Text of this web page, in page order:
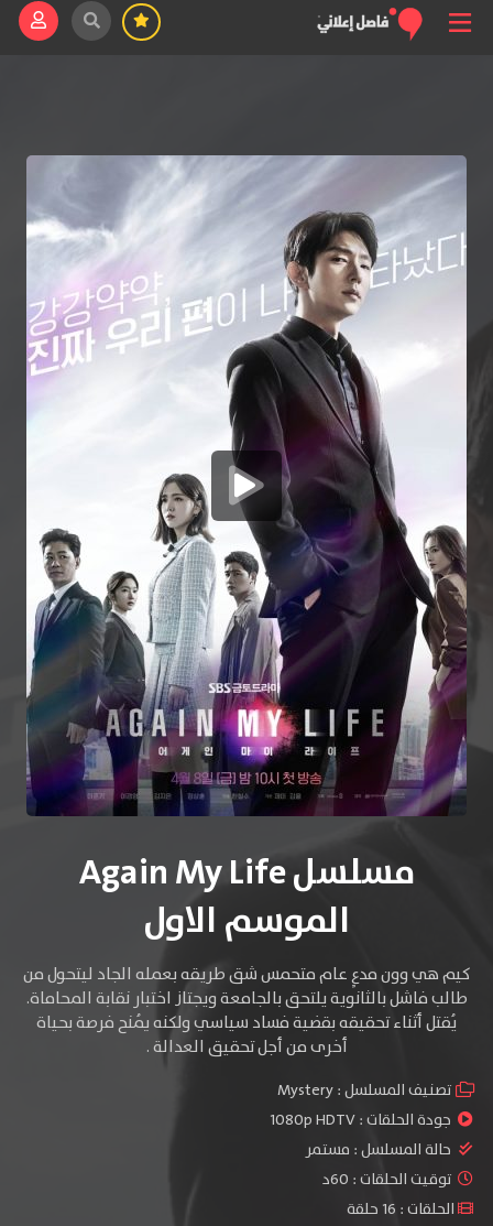
مسلسل Again My Life
الموسم الاول
كيم هي وون مدعٍ عام متحمس شق طريقه بعمله الجاد ليتحول من
طالب فاشل بالثانوية يلتحق بالجامعة ويجتاز اختبار نقابة المحاماة.
يُقتل أثناء تحقيقه بقضية فساد سياسي ولكنه يُمنح فرصة بحياة
أخرى من أجل تحقيق العدالة .
تصنيف المسلسل :Mystery
جودة الحلقات :1080p HDTV
حالة المسلسل : مستمر
توقيت الحلقات : 60د
الحلقات : 16 حلقة